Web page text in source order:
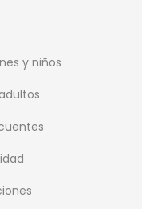
y niños